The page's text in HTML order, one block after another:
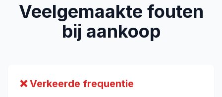
Veelgemaakte fouten
bij aankoop
❌ Verkeerde frequentie